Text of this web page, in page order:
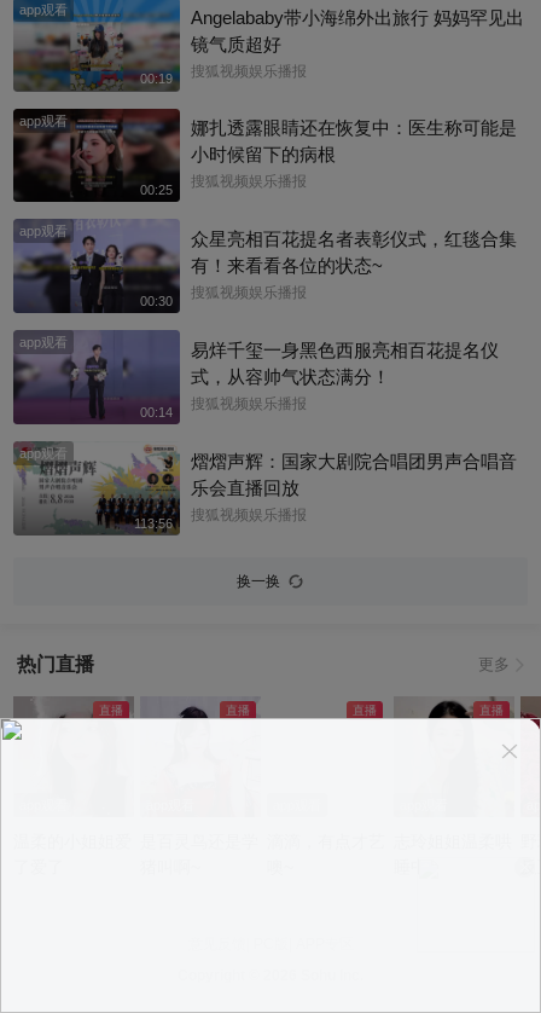
app观看
00:19
Angelababy带小海绵外出旅行 妈妈罕见出
镜气质超好
搜狐视频娱乐播报
app观看
00:25
娜扎透露眼睛还在恢复中：医生称可能是
小时候留下的病根
搜狐视频娱乐播报
app观看
00:30
众星亮相百花提名者表彰仪式，红毯合集
有！来看看各位的状态~
搜狐视频娱乐播报
app观看
00:14
易烊千玺一身黑色西服亮相百花提名仪
式，从容帅气状态满分！
搜狐视频娱乐播报
app观看
113:56
熠熠声辉：国家大剧院合唱团男声合唱音
乐会直播回放
搜狐视频娱乐播报
换一换
热门直播 更多